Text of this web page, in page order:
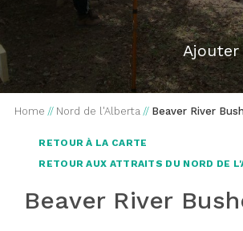
Ajouter
Home // Nord de l'Alberta // Beaver River
RETOUR À LA CARTE
RETOUR AUX ATTRAITS DU NORD DE
Beaver River